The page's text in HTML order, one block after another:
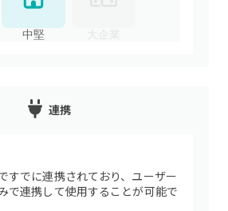
中堅 大企業
連携
すでに連携されており、ユーザー
で連携して使用することが可能で